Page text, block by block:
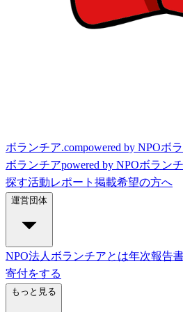
ボランチア.compowered by NPOボ
ボランチアpowered by NPOボラン
探す活動レポート 掲載希望の方へ
運営団体
NPO法人ボランチアとは年次報告
寄付をする
もっと見る